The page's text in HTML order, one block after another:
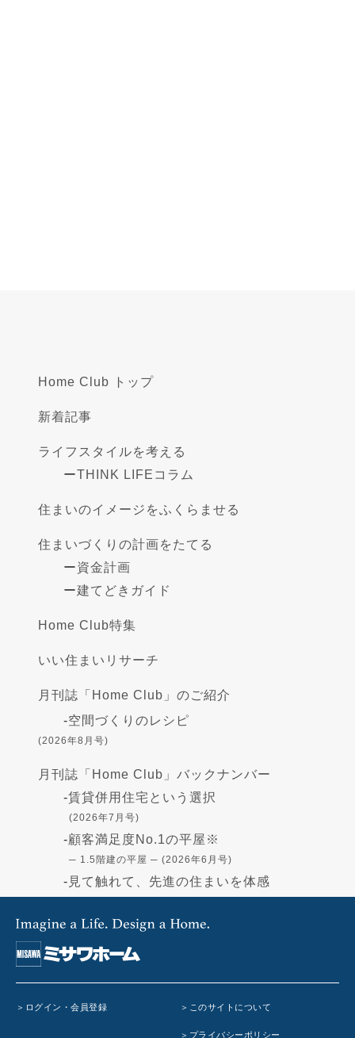
Home Club トップ
新着記事
ライフスタイルを考える
ーTHINK LIFEコラム
住まいのイメージをふくらませる
住まいづくりの計画をたてる
ー資金計画
ー建てどきガイド
Home Club特集
いい住まいリサーチ
月刊誌「Home Club」のご紹介
-空間づくりのレシピ
(2026年8月号)
月刊誌「Home Club」バックナンバー
-賃貸併用住宅という選択
(2026年7月号)
-顧客満足度No.1の平屋※
─ 1.5階建の平屋 ─ (2026年6月号)
- 見て触れて、先進の住まいを体感
- 高断熱の住まい - GX志向型住宅-
(2026年4月号)
-住まいづくりの資金
(2026年2月号)
(2026年1月号)
ログイン・会員登録 このサイトについて
プライバシーポリシー